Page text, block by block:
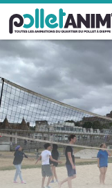
Pollet Anim'